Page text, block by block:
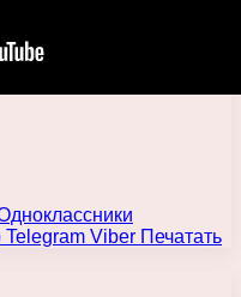
Telegram Viber Печатать